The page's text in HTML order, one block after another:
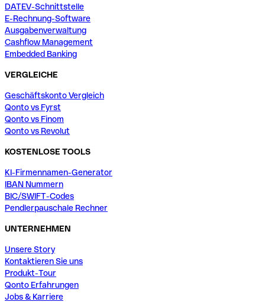
DATEV-Schnittstelle
E-Rechnung-Software
Ausgabenverwaltung
Cashflow Management
Embedded Banking
VERGLEICHE
Geschäftskonto Vergleich
Qonto vs Fyrst
Qonto vs Finom
Qonto vs Revolut
KOSTENLOSE TOOLS
KI-Firmennamen-Generator
IBAN Nummern
BIC/SWIFT-Codes
Pendlerpauschale Rechner
UNTERNEHMEN
Unsere Story
Kontaktieren Sie uns
Produkt-Tour
Qonto Erfahrungen
Jobs & Karriere